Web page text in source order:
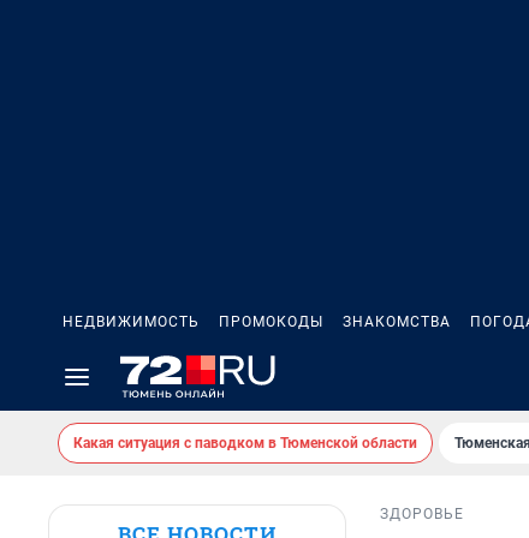
НЕДВИЖИМОСТЬ ПРОМОКОДЫ ЗНАКОМСТВА
Какая ситуация с паводком в Тюменской области
ЗДОРОВЬЕ